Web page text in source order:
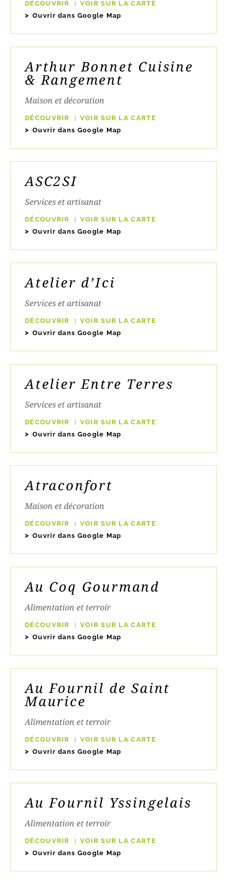
DÉCOUVRIR
VOIR SUR LA CARTE
Ouvrir dans Google Map
Arthur Bonnet Cuisine
& Rangement
Maison et décoration
DÉCOUVRIR
VOIR SUR LA CARTE
Ouvrir dans Google Map
ASC2SI
Services et artisanat
DÉCOUVRIR
VOIR SUR LA CARTE
Ouvrir dans Google Map
Atelier d’Ici
Services et artisanat
DÉCOUVRIR
VOIR SUR LA CARTE
Ouvrir dans Google Map
Atelier Entre Terres
Services et artisanat
DÉCOUVRIR
VOIR SUR LA CARTE
Ouvrir dans Google Map
Atraconfort
Maison et décoration
DÉCOUVRIR
VOIR SUR LA CARTE
Ouvrir dans Google Map
Au Coq Gourmand
Alimentation et terroir
DÉCOUVRIR
VOIR SUR LA CARTE
Ouvrir dans Google Map
Au Fournil de Saint
Maurice
Alimentation et terroir
DÉCOUVRIR
VOIR SUR LA CARTE
Ouvrir dans Google Map
Au Fournil Yssingelais
Alimentation et terroir
DÉCOUVRIR
VOIR SUR LA CARTE
Ouvrir dans Google Map